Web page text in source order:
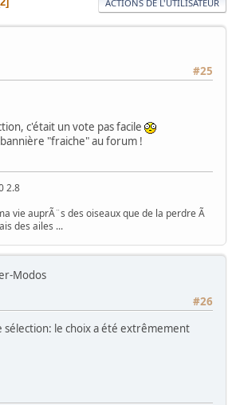
ACTIONS DE L'UTILISATEUR
#25
c'était un vote pas facile
"fraiche" au forum !
2.8
vie auprÃ¨s des oiseaux que de la perdre Ã
des ailes ...
Modos
#26
sélection: le choix a été extrêmement